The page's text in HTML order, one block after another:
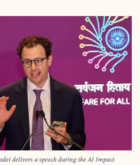
delivers a speech during the AI Impact